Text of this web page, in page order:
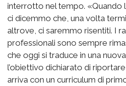
interrotto nel tempo. «Quando
ci dicemmo che, una volta
altrove, ci saremmo risentiti. I
professionali sono sempre
che oggi si traduce in una
l’obiettivo dichiarato di
arriva con un curriculum di